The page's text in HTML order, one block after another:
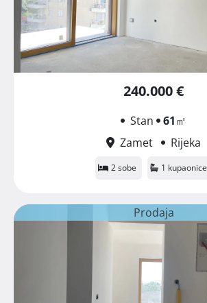
240.000 €
Stan 61㎡
Zamet
Rijeka
2 sobe 1 kupaonice
Prodaja